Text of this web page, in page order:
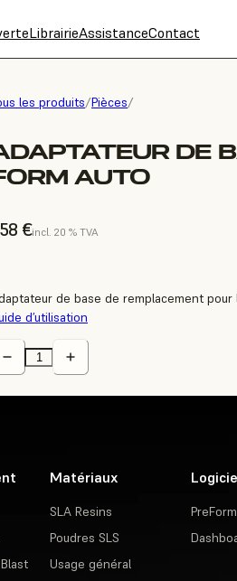
LibrairieAssistanceContact
les produits/Pièces/
DE
AUTO
€incl. 20 % TVA
de base de remplacement pour
d’utilisation
Matériaux
SLA Resins
Poudres SLS
Usage général
PreForm